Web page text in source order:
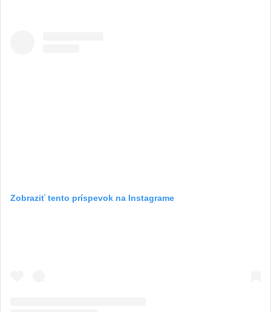
Zobraziť tento príspevok na Instagrame